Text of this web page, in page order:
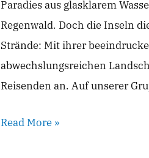
Paradies aus glasklarem
Regenwald. Doch die Inseln
Strände: Mit ihrer
abwechslungsreichen
Reisenden an. Auf unserer
Read More »